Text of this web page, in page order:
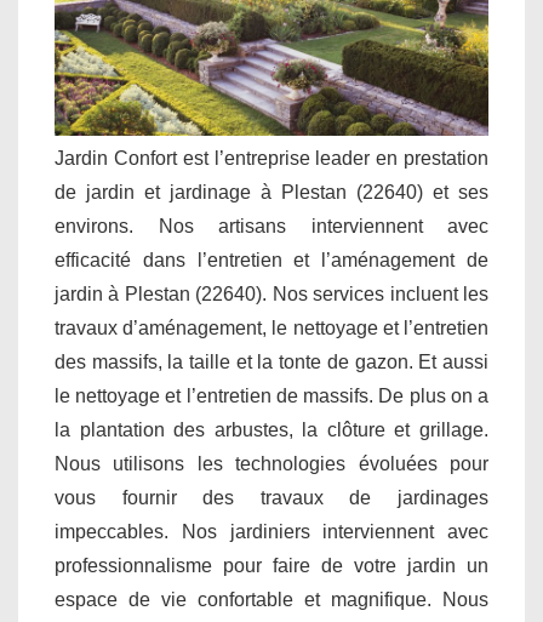
Jardin Confort est l’entreprise leader en prestation
de jardin et jardinage à Plestan (22640) et ses
environs. Nos artisans interviennent avec
efficacité dans l’entretien et l’aménagement de
jardin à Plestan (22640). Nos services incluent les
travaux d’aménagement, le nettoyage et l’entretien
des massifs, la taille et la tonte de gazon. Et aussi
le nettoyage et l’entretien de massifs. De plus on a
la plantation des arbustes, la clôture et grillage.
Nous utilisons les technologies évoluées pour
vous fournir des travaux de jardinages
impeccables. Nos jardiniers interviennent avec
professionnalisme pour faire de votre jardin un
espace de vie confortable et magnifique. Nous